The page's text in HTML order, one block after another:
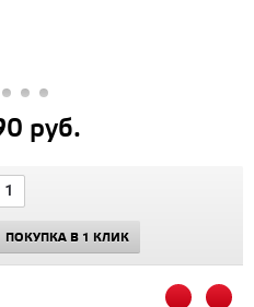
руб.
ПОКУПКА В 1 КЛИК